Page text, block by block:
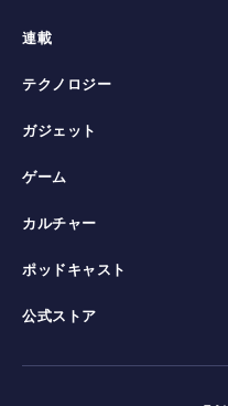
連載
テクノロジー
ガジェット
ゲーム
カルチャー
ポッドキャスト
公式ストア